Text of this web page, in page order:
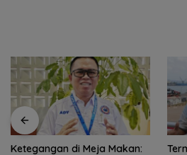
Ketegangan di Meja Makan: